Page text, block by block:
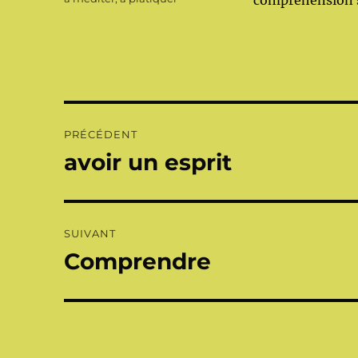
de
PRÉCÉDENT
Publication
avoir un esprit
SUIVANT
Publication
Comprendre